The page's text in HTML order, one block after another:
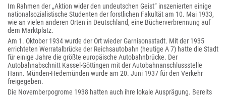
Im Rahmen der „Aktion wider den undeutschen Geist“ inszenierten einige
nationalsozialistische Studenten der forstlichen Fakultät am 10. Mai 1933,
wie an vielen anderen Orten in Deutschland, eine Bücherverbrennung auf
dem Marktplatz.
Am 1. Oktober 1934 wurde der Ort wieder Garnisonsstadt. Mit der 1935
errichteten Werratalbrücke der Reichsautobahn (heutige A 7) hatte die Stadt
für einige Jahre die größte europäische Autobahnbrücke. Der
Autobahnabschnitt Kassel-Göttingen mit der Autobahnanschlussstelle
Hann. Münden-Hedemünden wurde am 20. Juni 1937 für den Verkehr
freigegeben.
Die Novemberpogrome 1938 hatten auch ihre lokale Ausprägung. Bereits